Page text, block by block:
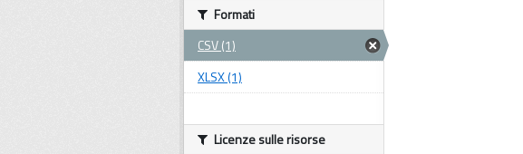
Formati
CSV (1)
XLSX (1)
Licenze sulle risorse